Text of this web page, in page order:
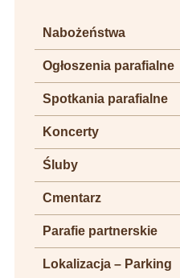
Nabożeństwa
Ogłoszenia parafialne
Spotkania parafialne
Koncerty
Śluby
Cmentarz
Parafie partnerskie
Lokalizacja – Parking